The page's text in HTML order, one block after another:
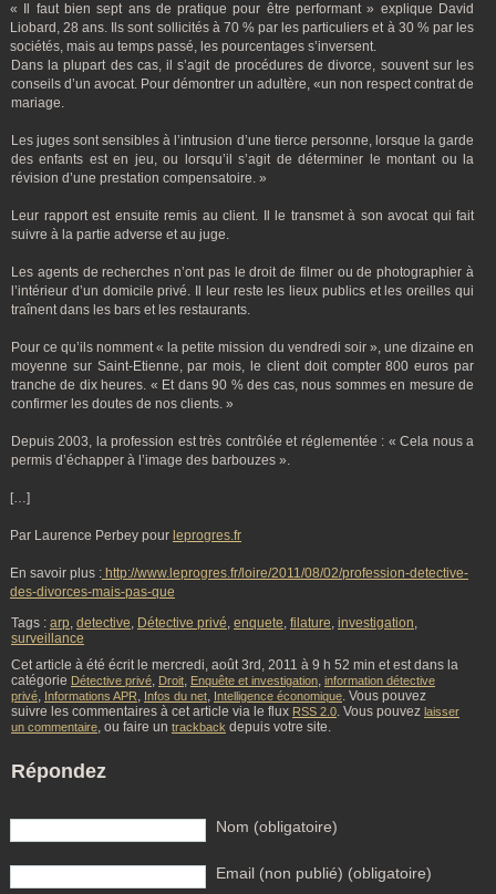
« Il faut bien sept ans de pratique pour être performant » explique David
Liobard, 28 ans. Ils sont sollicités à 70 % par les particuliers et à 30 % par les
sociétés, mais au temps passé, les pourcentages s’inversent.
Dans la plupart des cas, il s’agit de procédures de divorce, souvent sur les
conseils d’un avocat. Pour démontrer un adultère, «un non respect contrat de
mariage.
Les juges sont sensibles à l’intrusion d’une tierce personne, lorsque la garde
des enfants est en jeu, ou lorsqu’il s’agit de déterminer le montant ou la
révision d’une prestation compensatoire. »
Leur rapport est ensuite remis au client. Il le transmet à son avocat qui fait
suivre à la partie adverse et au juge.
Les agents de recherches n’ont pas le droit de filmer ou de photographier à
l’intérieur d’un domicile privé. Il leur reste les lieux publics et les oreilles qui
traînent dans les bars et les restaurants.
Pour ce qu’ils nomment « la petite mission du vendredi soir », une dizaine en
moyenne sur Saint-Etienne, par mois, le client doit compter 800 euros par
tranche de dix heures. « Et dans 90 % des cas, nous sommes en mesure de
confirmer les doutes de nos clients. »
Depuis 2003, la profession est très contrôlée et réglementée : « Cela nous a
permis d’échapper à l’image des barbouzes ».
[…]
Par Laurence Perbey pour leprogres.fr
En savoir plus : http://www.leprogres.fr/loire/2011/08/02/profession-detective-
des-divorces-mais-pas-que
Tags : arp, detective, Détective privé, enquete, filature, investigation,
surveillance
Cet article à été écrit le mercredi, août 3rd, 2011 à 9 h 52 min et est dans la
catégorie Détective privé, Droit, Enquête et investigation, information détective
privé, Informations APR, Infos du net, Intelligence économique. Vous pouvez
suivre les commentaires à cet article via le flux RSS 2.0. Vous pouvez laisser
un commentaire, ou faire un trackback depuis votre site.
Répondez
Nom (obligatoire)
Email (non publié) (obligatoire)